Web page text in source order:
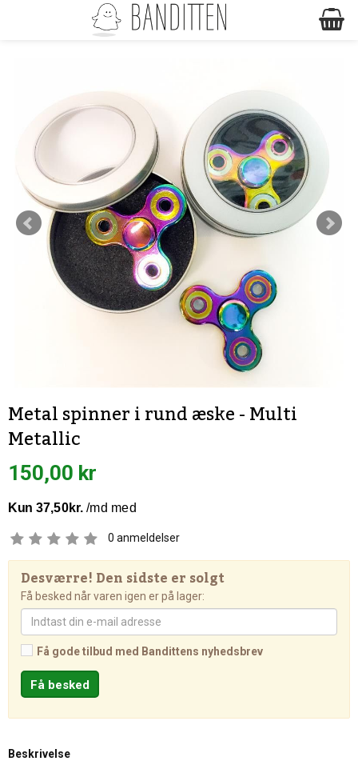
Metal spinner i rund æske - Multi
Metallic
150,00 kr
0 anmeldelser
Desværre! Den sidste er solgt
Få besked når varen igen er på lager:
Få gode tilbud med Bandittens nyhedsbrev
Beskrivelse